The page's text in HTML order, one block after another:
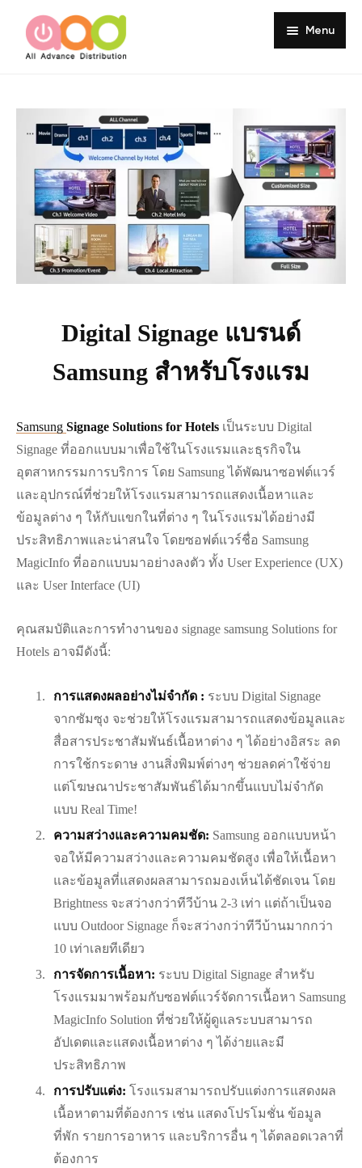
Menu
Products
Services
Portfolio
Customer Review
ContactDigital Signage แบรนด์
Samsung สำหรับโรงแรม
Samsung Signage Solutions for Hotels เป็นระบบ Digital
Signage ที่ออกแบบมาเพื่อใช้ในโรงแรมและธุรกิจใน
อุตสาหกรรมการบริการ โดย Samsung ได้พัฒนาซอฟต์แวร์
และอุปกรณ์ที่ช่วยให้โรงแรมสามารถแสดงเนื้อหาและ
ข้อมูลต่าง ๆ ให้กับแขกในที่ต่าง ๆ ในโรงแรมได้อย่างมี
ประสิทธิภาพและน่าสนใจ โดยซอฟต์แวร์ชื่อ Samsung
MagicInfo ที่ออกแบบมาอย่างลงตัว ทั้ง User Experience (UX)
และ User Interface (UI)
คุณสมบัติและการทำงานของ signage samsung Solutions for
Hotels อาจมีดังนี้:
การแสดงผลอย่างไม่จำกัด : ระบบ Digital Signage
จากซัมซุง จะช่วยให้โรงแรมสามารถแสดงข้อมูลและ
สื่อสารประชาสัมพันธ์เนื้อหาต่าง ๆ ได้อย่างอิสระ ลด
การใช้กระดาษ งานสิ่งพิมพ์ต่างๆ ช่วยลดค่าใช้จ่าย
แต่โฆษณาประชาสัมพันธ์ได้มากขึ้นแบบไม่จำกัด
แบบ Real Time!
ความสว่างและความคมชัด: Samsung ออกแบบหน้า
จอให้มีความสว่างและความคมชัดสูง เพื่อให้เนื้อหา
และข้อมูลที่แสดงผลสามารถมองเห็นได้ชัดเจน โดย
Brightness จะสว่างกว่าทีวีบ้าน 2-3 เท่า แต่ถ้าเป็นจอ
แบบ Outdoor Signage ก็จะสว่างกว่าทีวีบ้านมากกว่า
10 เท่าเลยทีเดียว
การจัดการเนื้อหา: ระบบ Digital Signage สำหรับ
โรงแรมมาพร้อมกับซอฟต์แวร์จัดการเนื้อหา Samsung
MagicInfo Solution ที่ช่วยให้ผู้ดูแลระบบสามารถ
อัปเดตและแสดงเนื้อหาต่าง ๆ ได้ง่ายและมี
ประสิทธิภาพ
การปรับแต่ง: โรงแรมสามารถปรับแต่งการแสดงผล
เนื้อหาตามที่ต้องการ เช่น แสดงโปรโมชั่น ข้อมูล
ที่พัก รายการอาหาร และบริการอื่น ๆ ได้ตลอดเวลาที่
ต้องการ